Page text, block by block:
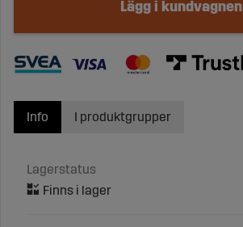
Lägg i kundvagnen
Info
Lagerstatus
I produktgrupper